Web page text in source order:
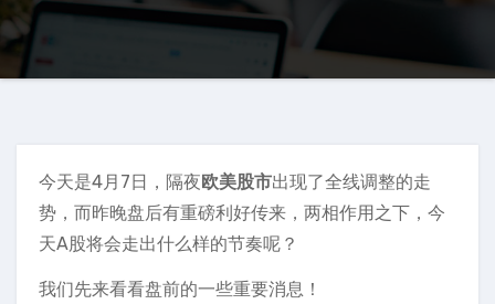
今天是4月7日，隔夜欧美股市出现了全线调整的走
势，而昨晚盘后有重磅利好传来，两相作用之下，今
天A股将会走出什么样的节奏呢？
我们先来看看盘前的一些重要消息！